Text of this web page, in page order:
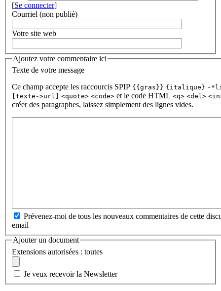
[Se connecter]
Courriel (non publié)
Votre site web
Ajoutez votre commentaire ici
Texte de votre message
Ce champ accepte les raccourcis SPIP {{gras}} {italique} -
[texte->url]
<quote> <code> et le code HTML <q> <del>
créer des paragraphes, laissez simplement des lignes vides.
Prévenez-moi de tous les nouveaux commentaires de cette
email
Ajouter un document
Extensions autorisées : toutes
Je veux recevoir la Newsletter